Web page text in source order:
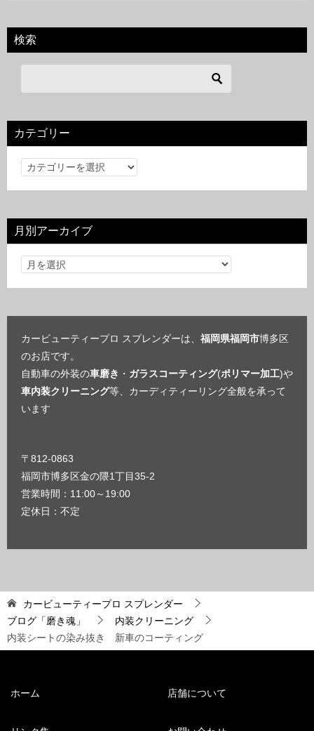
検索
カテゴリー
カ
リ
ー
月別アーカイブ
カービューティープロ スプレンダーは、 福岡県福岡市博多区
のお店です。
自動車の外装の車磨き ・ ガラスコーティング(ポリマー加工)や
車内装クリーニング等、カーディティーリング全般を承って
います
〒812-0863
福岡市博多区金の隈1丁目35-2
営業時間：11:00～19:00
定休日：不定
カービューティープロ スプレンダー
ブログ「磨き魂」
内装クリーニング
内装シートの染み抜き 新車のコーティング
ホーム 店舗について